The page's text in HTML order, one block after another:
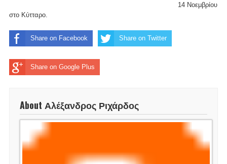
14 Νοεμβρίου
στο Κύτταρο.
Share on Facebook Share on Twitter
Share on Google Plus
About Αλέξανδρος Ριχάρδος